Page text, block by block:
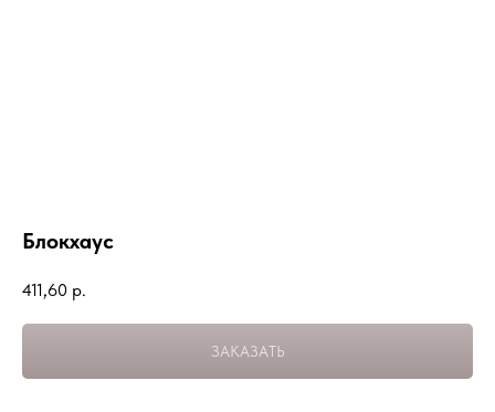
Блокхаус
411,60 р.
ЗАКАЗАТЬ